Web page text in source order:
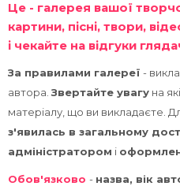
Це - галерея вашої
картини, пісні, твори,
і чекайте на відгуки
За правилами галереї -
автора. Звертайте увагу на
матеріалу, що ви викладаєте.
з'явилась в загальному
адміністратором і
Обов'язково - назва, вік